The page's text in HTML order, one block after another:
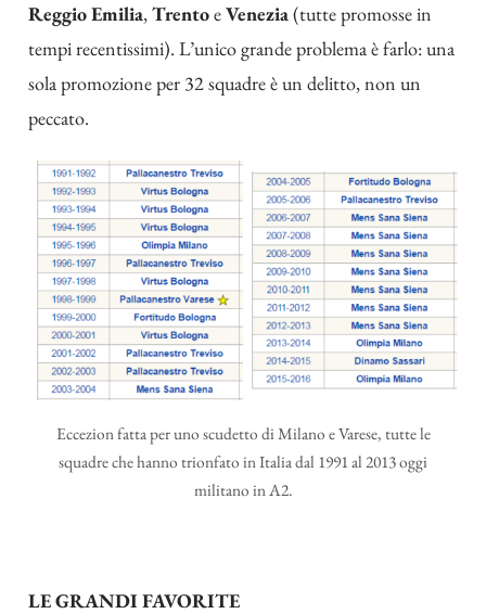
Reggio Emilia,TrentoeVenezia(tutte promosse in
tempi recentissimi). L’unico grande problema è farlo: una
sola promozione per 32 squadre è un delitto, non un
peccato.
Eccezion fatta per uno scudetto di Milano e Varese, tutte le
squadre che hanno trionfato in Italia dal 1991 al 2013 oggi
militano in A2.
LE GRANDI FAVORITE